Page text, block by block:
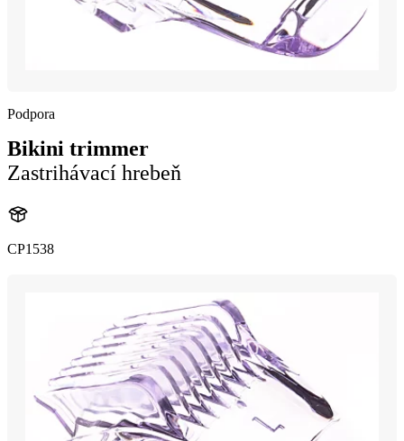
Podpora
Bikini trimmer
Zastrihávací hrebeň
CP1538